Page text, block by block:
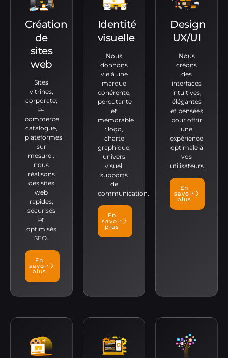
Création
de
sites
web
Sites
vitrines,
corporate,
e-
commerce,
catalogue,
plateformes
sur
mesure :
nous
réalisons
des sites
web
rapides,
sécurisés
et
optimisés
SEO.
En
savoir
plus
Identité
visuelle
Nous
donnons
vie à une
marque
cohérente,
percutante
et
mémorable
: logo,
charte
graphique,
univers
visuel,
supports
de
communication.
En
savoir
plus
Design
UX/UI
Nous
créons
des
interfaces
intuitives,
élégantes
et pensées
pour offrir
une
expérience
optimale à
vos
utilisateurs.
En
savoir
plus